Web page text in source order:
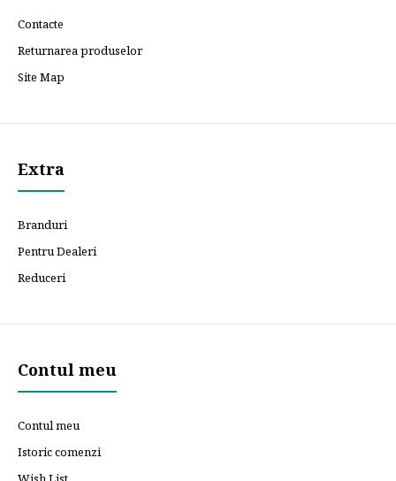
Contacte
Returnarea produselor
Site Map
Extra
Branduri
Pentru Dealeri
Reduceri
Contul meu
Contul meu
Istoric comenzi